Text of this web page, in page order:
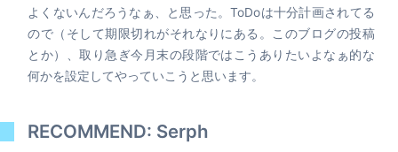
よくないんだろうなぁ、と思った。ToDoは十分計画されてる
ので（そして期限切れがそれなりにある。このブログの投稿
とか）、取り急ぎ今月末の段階ではこうありたいよなぁ的な
何かを設定してやっていこうと思います。
RECOMMEND: Serph